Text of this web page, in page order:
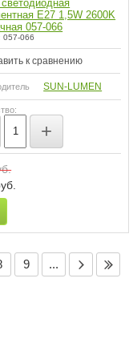
E27 1,5W 2600K
057-066
057-066
к сравнению
SUN-LUMEN
+
9 ...